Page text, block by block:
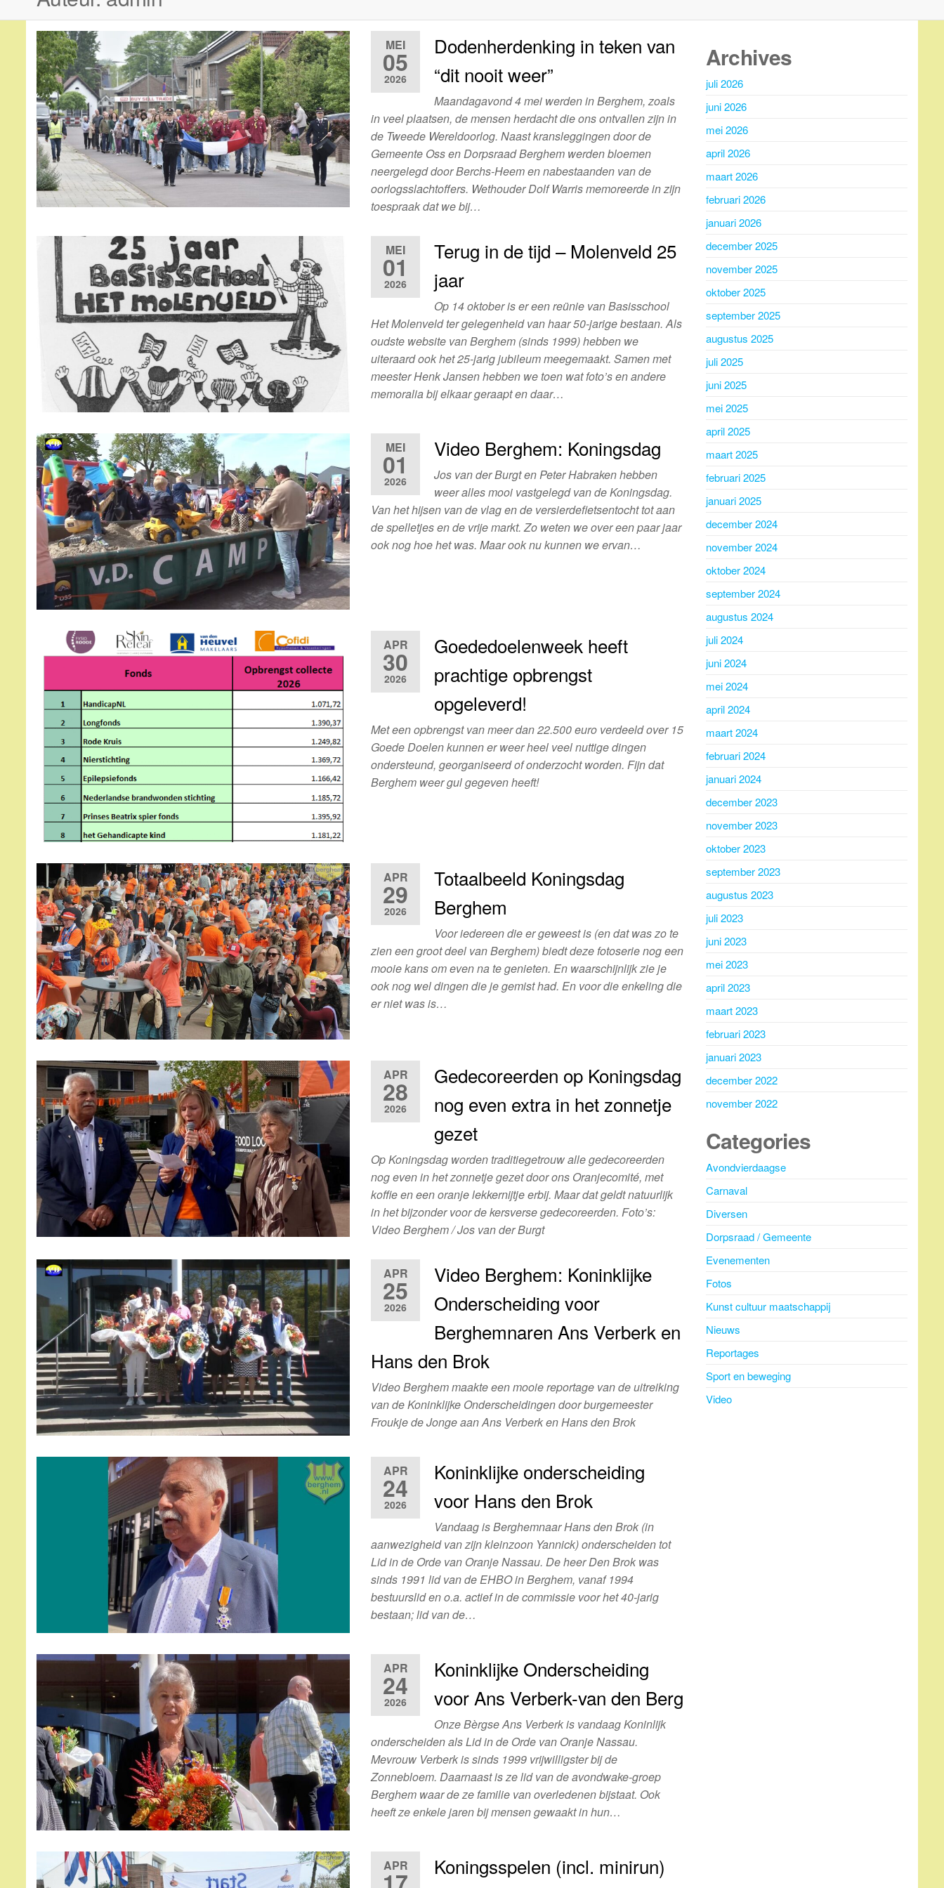
MEI
05
2026
Dodenherdenking in teken van
“dit nooit weer”
Maandagavond 4 mei werden in Berghem, zoals
in veel plaatsen, de mensen herdacht die ons ontvallen zijn in
de Tweede Wereldoorlog. Naast kransleggingen door de
Gemeente Oss en Dorpsraad Berghem werden bloemen
neergelegd door Berchs-Heem en nabestaanden van de
oorlogsslachtoffers. Wethouder Dolf Warris memoreerde in zijn
toespraak dat we bij…
MEI
01
2026
Terug in de tijd – Molenveld 25
jaar
Op 14 oktober is er een reünie van Basisschool
Het Molenveld ter gelegenheid van haar 50-jarige bestaan. Als
oudste website van Berghem (sinds 1999) hebben we
uiteraard ook het 25-jarig jubileum meegemaakt. Samen met
meester Henk Jansen hebben we toen wat foto’s en andere
memoralia bij elkaar geraapt en daar…
MEI
01
2026
Video Berghem: Koningsdag
Jos van der Burgt en Peter Habraken hebben
weer alles mooi vastgelegd van de Koningsdag.
Van het hijsen van de vlag en de versierdefietsentocht tot aan
de spelletjes en de vrije markt. Zo weten we over een paar jaar
ook nog hoe het was. Maar ook nu kunnen we ervan…
APR
30
2026
Goededoelenweek heeft
prachtige opbrengst
opgeleverd!
Met een opbrengst van meer dan 22.500 euro verdeeld over 15
Goede Doelen kunnen er weer heel veel nuttige dingen
ondersteund, georganiseerd of onderzocht worden. Fijn dat
Berghem weer gul gegeven heeft!
APR
29
2026
Totaalbeeld Koningsdag
Berghem
Voor iedereen die er geweest is (en dat was zo te
zien een groot deel van Berghem) biedt deze fotoserie nog een
mooie kans om even na te genieten. En waarschijnlijk zie je
ook nog wel dingen die je gemist had. En voor die enkeling die
er niet was is…
APR
28
2026
Gedecoreerden op Koningsdag
nog even extra in het zonnetje
gezet
Op Koningsdag worden traditiegetrouw alle gedecoreerden
nog even in het zonnetje gezet door ons Oranjecomité, met
koffie en een oranje lekkernijtje erbij. Maar dat geldt natuurlijk
in het bijzonder voor de kersverse gedecoreerden. Foto’s:
Video Berghem / Jos van der Burgt
APR
25
2026
Video Berghem: Koninklijke
Onderscheiding voor
Berghemnaren Ans Verberk en
Hans den Brok
Video Berghem maakte een mooie reportage van de uitreiking
van de Koninklijke Onderscheidingen door burgemeester
Froukje de Jonge aan Ans Verberk en Hans den Brok
APR
24
2026
Koninklijke onderscheiding
voor Hans den Brok
Vandaag is Berghemnaar Hans den Brok (in
aanwezigheid van zijn kleinzoon Yannick) onderscheiden tot
Lid in de Orde van Oranje Nassau. De heer Den Brok was
sinds 1991 lid van de EHBO in Berghem, vanaf 1994
bestuurslid en o.a. actief in de commissie voor het 40-jarig
bestaan; lid van de…
APR
24
2026
Koninklijke Onderscheiding
voor Ans Verberk-van den Berg
Onze Bèrgse Ans Verberk is vandaag Koninlijk
onderscheiden als Lid in de Orde van Oranje Nassau.
Mevrouw Verberk is sinds 1999 vrijwilligster bij de
Zonnebloem. Daarnaast is ze lid van de avondwake-groep
Berghem waar de ze familie van overledenen bijstaat. Ook
heeft ze enkele jaren bij mensen gewaakt in hun…
APR
Koningsspelen (incl. minirun)
Archives
juli 2026
juni 2026
mei 2026
april 2026
maart 2026
februari 2026
januari 2026
december 2025
november 2025
oktober 2025
september 2025
augustus 2025
juli 2025
juni 2025
mei 2025
april 2025
maart 2025
februari 2025
januari 2025
december 2024
november 2024
oktober 2024
september 2024
augustus 2024
juli 2024
juni 2024
mei 2024
april 2024
maart 2024
februari 2024
januari 2024
december 2023
november 2023
oktober 2023
september 2023
augustus 2023
juli 2023
juni 2023
mei 2023
april 2023
maart 2023
februari 2023
januari 2023
december 2022
november 2022
Categories
Avondvierdaagse
Carnaval
Diversen
Dorpsraad / Gemeente
Evenementen
Fotos
Kunst cultuur maatschappij
Nieuws
Reportages
Sport en beweging
Video